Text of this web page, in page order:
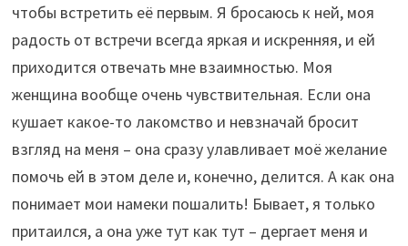
чтобы встретить её первым. Я бросаюсь к ней, моя
радость от встречи всегда яркая и искренняя, и ей
приходится отвечать мне взаимностью. Моя
женщина вообще очень чувствительная. Если она
кушает какое-то лакомство и невзначай бросит
взгляд на меня – она сразу улавливает моё желание
помочь ей в этом деле и, конечно, делится. А как она
понимает мои намеки пошалить! Бывает, я только
притаился, а она уже тут как тут – дергает меня и